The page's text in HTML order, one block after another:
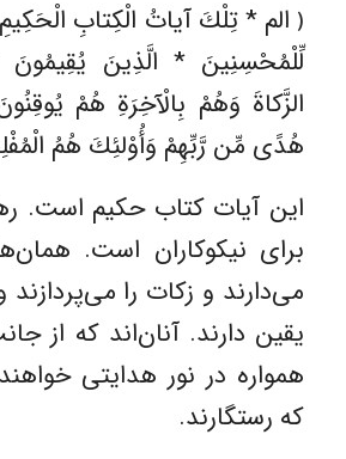
﴿ الم * تِلْكَ آياتُ الْكِتابِ
لِّلْمُحْسِنِينَ * الَّذِينَ يُقِيمُونَ
الزَّكاةَ وَهُمْ بِالْآخِرَةِ هُمْ
هُدًی مِّن رَّبِّهِمْ وَأُوْلئِكَ هُمُ
این آیات کتاب حکیم است.
برای نیکوکاران است.
می‌‌دارند و زکات را
یقین دارند. آنان‌اند که از
همواره در نور هدایتی
که رستگارند.